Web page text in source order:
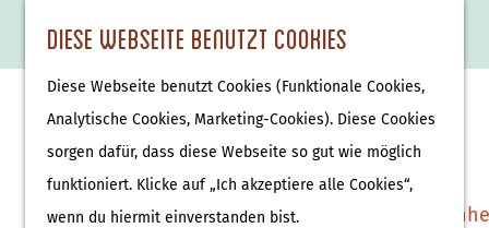
Diese Webseite benutzt Cookies
Diese Webseite benutzt Cookies (Funktionale Cookies,
Analytische Cookies, Marketing-Cookies). Diese Cookies
sorgen dafür, dass diese Webseite so gut wie möglich
funktioniert. Klicke auf „Ich akzeptiere alle Cookies“,
wenn du hiermit einverstanden bist.
G
F
v
o
r
i
K
r
t
e
S
c
h
e
n
e
n
ü
Attraktionen &
Museen
Museen
Tierparks
Affenpark
c